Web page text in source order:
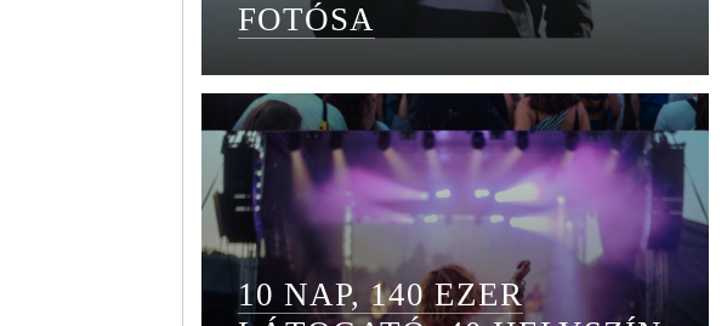
FOTÓSA
10 NAP, 140 EZER